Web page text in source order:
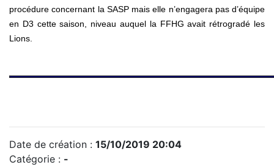
procédure concernant la SASP mais elle n’engagera pas d’équipe
en D3 cette saison, niveau auquel la FFHG avait rétrogradé les
Lions.
Date de création : 15/10/2019 20:04
Catégorie : -